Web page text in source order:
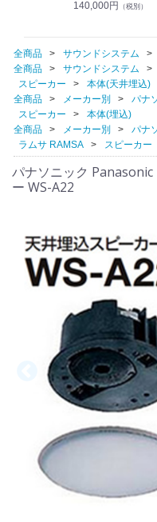
140,000円 （税別）
全商品 サウンドシステム
全商品
サウンドシステム
スピーカー
本体(天井埋込)
全商品
メーカー別 パナ
スピーカー
本体(埋込)
全商品
メーカー別 パナ
ラムサ RAMSA
スピーカー
パナソニック Panasonic
ー WS-A22